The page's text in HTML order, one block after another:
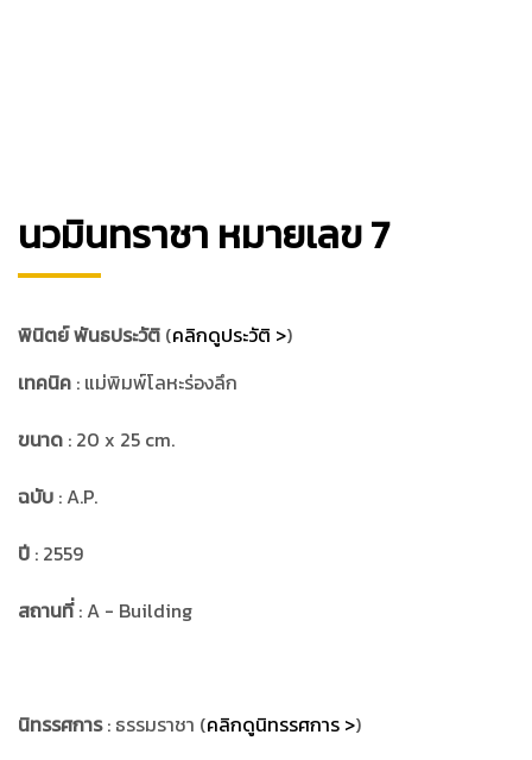
นวมินทราชา หมายเลข 7
พินิตย์ พันธประวัติ (คลิกดูประวัติ >)
เทคนิค : แม่พิมพ์โลหะร่องลึก
ขนาด : 20 x 25 cm.
ฉบับ : A.P.
ปี : 2559
สถานที่: A - Building
นิทรรศการ: ธรรมราชา (คลิกดูนิทรรศการ >)